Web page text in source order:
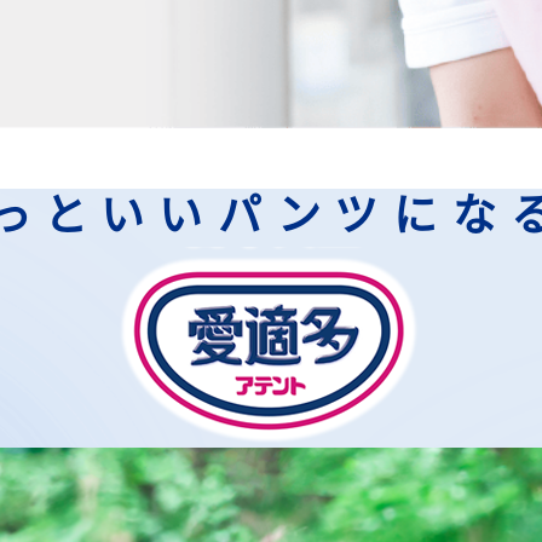
といいパンツにな